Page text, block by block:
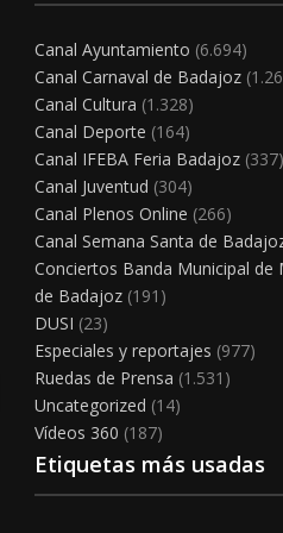
Canal Ayuntamiento (6.694)
Canal Carnaval de Badajoz
Canal Cultura (1.328)
Canal Deporte (164)
Canal IFEBA Feria Badajoz (337)
Canal Juventud (304)
Canal Plenos Online (266)
Canal Semana Santa de
Conciertos Banda Municipal de
de Badajoz (191)
DUSI (23)
Especiales y reportajes (977)
Ruedas de Prensa (1.531)
Uncategorized (14)
Vídeos 360 (187)
Etiquetas más usadas